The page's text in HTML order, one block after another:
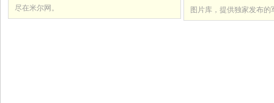
尽在米尔网。
图片库，提供独家发布的